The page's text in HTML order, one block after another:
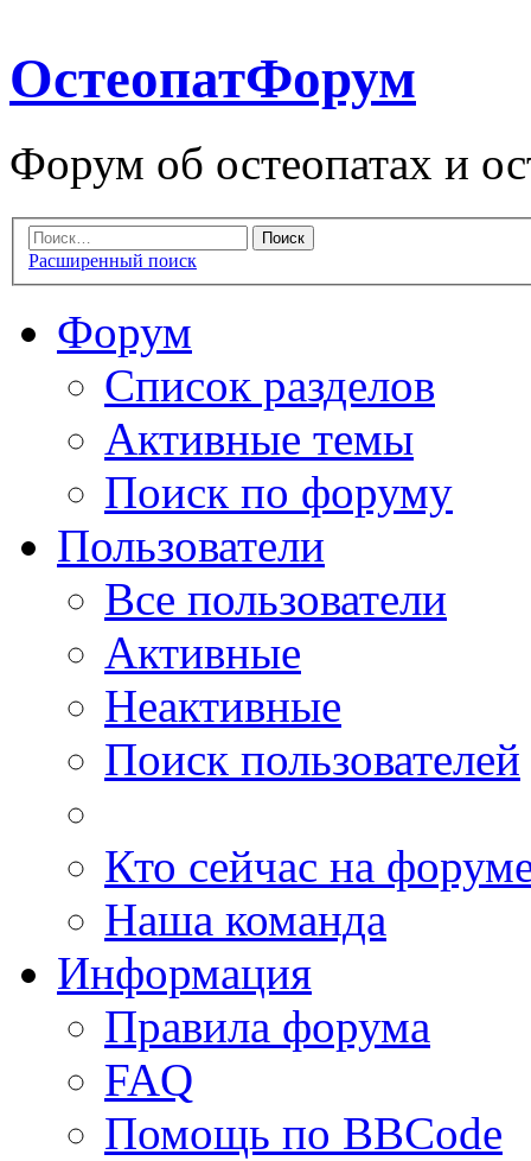
ОстеопатФорум
Форум об остеопатах и
Расширенный поиск
Форум
Список разделов
Активные темы
Поиск по форуму
Пользователи
Все пользователи
Активные
Неактивные
Поиск пользователей
Кто сейчас на
Наша команда
Информация
Правила форума
FAQ
Помощь по BBCode